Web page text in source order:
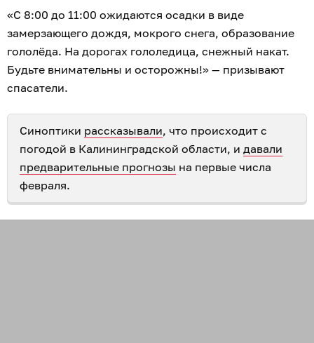
«С 8:00 до 11:00 ожидаются осадки в виде
замерзающего дождя, мокрого снега, образование
гололёда. На дорогах гололедица, снежный накат.
Будьте внимательны и осторожны!» — призывают
спасатели.
Синоптики рассказывали, что происходит с
погодой в Калининградской области, и давали
предварительные прогнозы на первые числа
февраля.